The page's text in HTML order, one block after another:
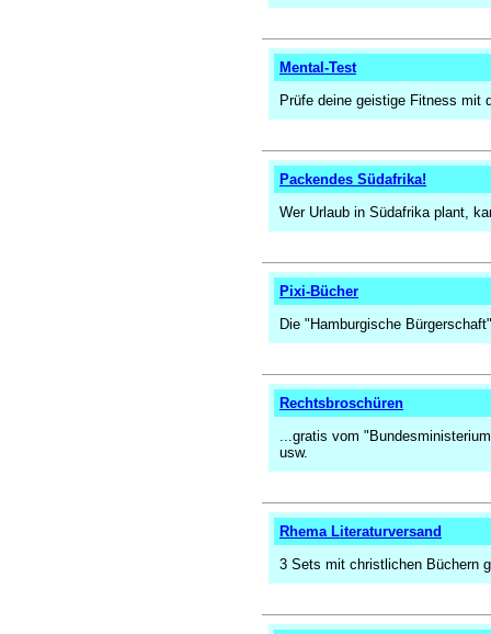
Mental-Test
Prüfe deine geistige Fitness mit
Packendes Südafrika!
Wer Urlaub in Südafrika plant,
Pixi-Bücher
Die "Hamburgische
Rechtsbroschüren
...gratis vom
usw.
Rhema Literaturversand
3 Sets mit christlichen Büchern